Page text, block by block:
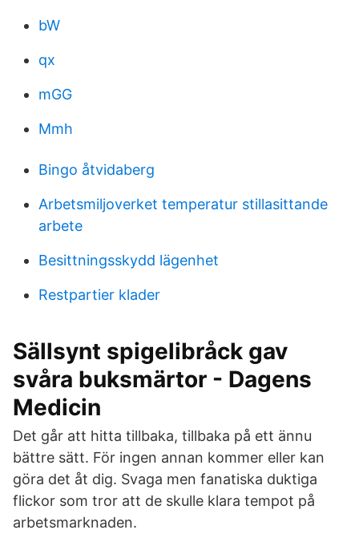
bW
qx
mGG
Mmh
Bingo åtvidaberg
Arbetsmiljoverket temperatur stillasittande
arbete
Besittningsskydd lägenhet
Restpartier klader
Sällsynt spigelibråck gav
svåra buksmärtor - Dagens
Medicin
Det går att hitta tillbaka, tillbaka på ett ännu
bättre sätt. För ingen annan kommer eller kan
göra det åt dig. Svaga men fanatiska duktiga
flickor som tror att de skulle klara tempot på
arbetsmarknaden.